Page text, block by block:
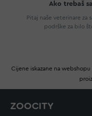
Ako trebaš
Pitaj naše veterinare za
podrške za bilo
Cijene iskazane na
ZOOCITY